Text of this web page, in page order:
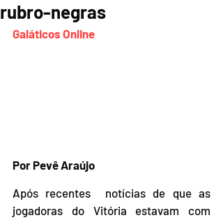
rubro-negras
Galáticos Online
Por Pevê Araújo
Após recentes  notícias de que as
jogadoras do Vitória estavam com